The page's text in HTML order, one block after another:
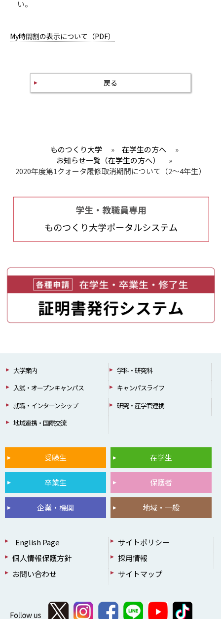
い。
My時間割の表示について（PDF）
戻る
ものつくり大学 » 在学生の方へ
»
お知らせ一覧（在学生の方へ）
»
2020年度第1クォータ履修取消期間について（2～4年生）
大学案内
学科・研究科
入試・オープンキャンパス
キャンパスライフ
就職・インターンシップ
研究・産学官連携
地域連携・国際交流
受験生 在学生
卒業生 保護者
企業・機関 地域・一般
English Page
サイトポリシー
個人情報保護方針
採用情報
お問い合わせ
サイトマップ